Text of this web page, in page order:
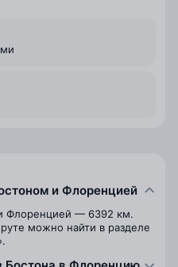
и Флоренцией
Флоренцией — 6392 км.
можно найти в разделе